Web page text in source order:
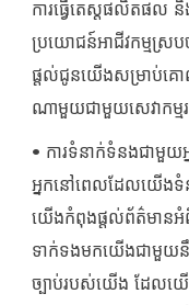
ការធ្វើតេស្តផលិតផល
ប្រយោជន៍អាជីវកម្មស្រប
ផ្តល់ជូនយើងសម្រាប់គ
ណាមួយជាមួយសេវាកម្ម
• ការទំនាក់ទំនងជាមួយ
អ្នកនៅពេលដែលយើង
យើងកំពុងផ្តល់ព័ត៌មានអំពី
ទាក់ទងមកយើងជាមួយ
ច្បាប់របស់យើង ដែលយើ